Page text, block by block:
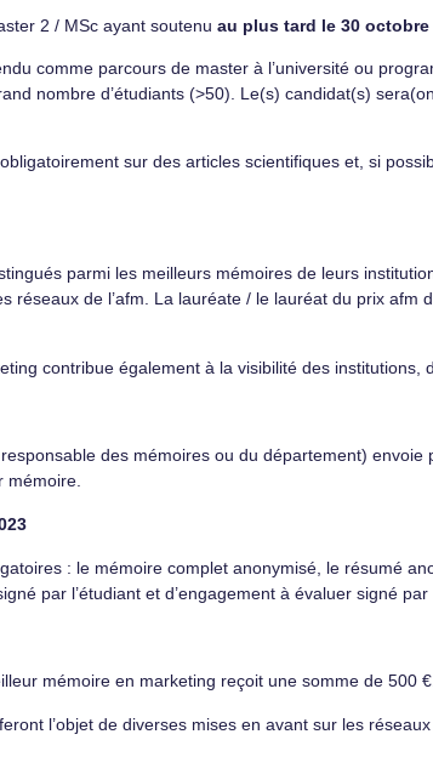
2 / MSc ayant soutenuau plus tard le 30 octobre
comme parcours de master à l’université ou
nombre d’étudiants (>50). Le(s) candidat(s)
sur des articles scientifiques et, si
parmi les meilleurs mémoires de leurs
réseaux de l’afm. La lauréate / le lauréat du prix
contribue également à la visibilité des institutions,
des mémoires ou du département)
mémoire.
: le mémoire complet anonymisé, le résumé
par l’étudiant et d’engagement à évaluer signé par
mémoire en marketing reçoit une somme de 500
l’objet de diverses mises en avant sur les réseaux